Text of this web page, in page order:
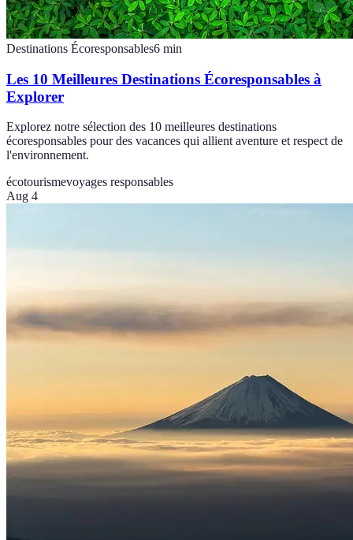
Destinations Écoresponsables6 min
Les 10 Meilleures Destinations Écoresponsables à
Explorer
Explorez notre sélection des 10 meilleures destinations
écoresponsables pour des vacances qui allient aventure et respect de
l'environnement.
écotourismevoyages responsables
Aug 4